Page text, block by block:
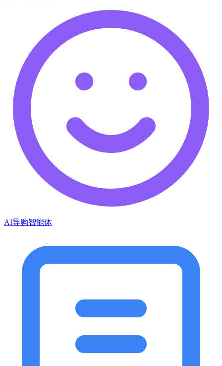
AI导购智能体